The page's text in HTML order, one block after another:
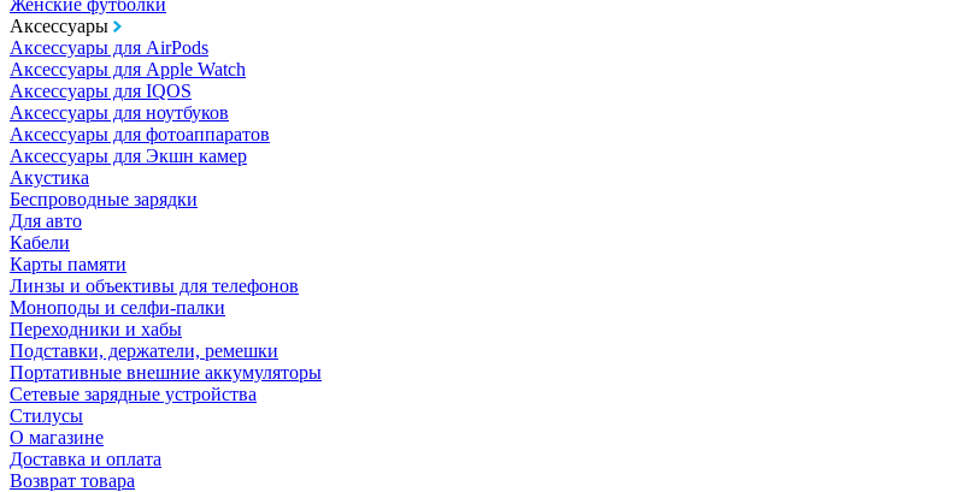
Женские футболки
Аксессуары
Аксессуары для AirPods
Аксессуары для Apple Watch
Аксессуары для IQOS
Аксессуары для ноутбуков
Аксессуары для фотоаппаратов
Аксессуары для Экшн камер
Акустика
Беспроводные зарядки
Для авто
Кабели
Карты памяти
Линзы и объективы для телефонов
Моноподы и селфи-палки
Переходники и хабы
Подставки, держатели, ремешки
Портативные внешние аккумуляторы
Сетевые зарядные устройства
Стилусы
О магазине
Доставка и оплата
Возврат товара